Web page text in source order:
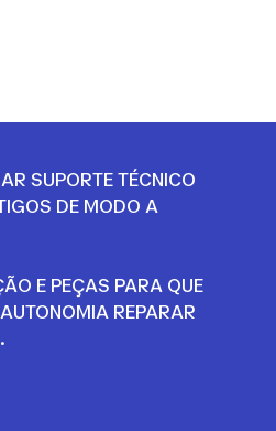
SUPORTE TÉCNICO
DE MODO A
E PEÇAS PARA QUE
REPARAR